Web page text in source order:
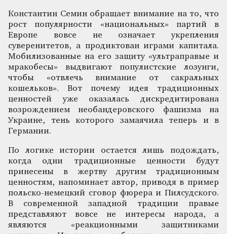
Константин Семин обращает внимание на то, что
рост популярности «национальных» партий в
Европе вовсе не означает укрепления
суверенитетов, а продиктован играми капитала.
Мобилизованные на его защиту «ультраправые и
мракобесы» выдвигают популистские лозунги,
чтобы «отвлечь внимание от сакральных
кошельков». Вот почему идея традиционных
ценностей уже оказалась дискредитирована
возрождением необандеровского фашизма на
Украине, тень которого замаячила теперь и в
Германии.
По логике истории остается лишь подождать,
когда одни традиционные ценности будут
принесены в жертву другим традиционным
ценностям, напоминает автор, приводя в пример
польско-немецкий сговор фюрера и Пилсудского.
В современной западной традиции правые
представляют вовсе не интересы народа, а
являются «реакционными защитниками